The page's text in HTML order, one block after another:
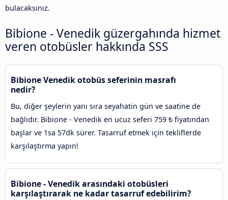
bulacaksınız.
Bibione - Venedik güzergahında hizmet
veren otobüsler hakkında SSS
Bibione Venedik otobüs seferinin masrafı
nedir?
Bu, diğer şeylerin yanı sıra seyahatin gün ve saatine de
bağlıdır. Bibione - Venedik en ucuz seferi 759 ₺ fiyatından
başlar ve 1sa 57dk sürer. Tasarruf etmek için tekliflerde
karşılaştırma yapın!
Bibione - Venedik arasındaki otobüsleri
karşılaştırarak ne kadar tasarruf edebilirim?